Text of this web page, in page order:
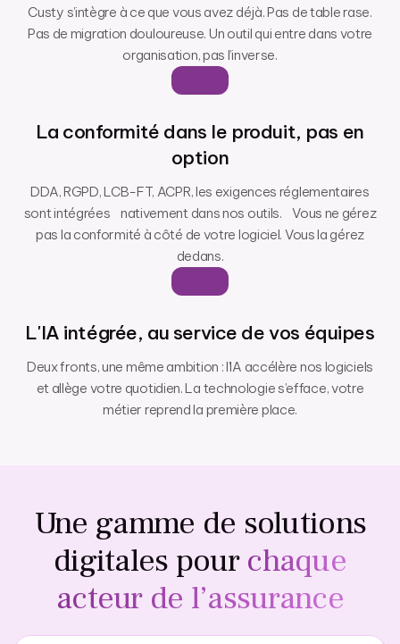
Custy s’intègre à ce que vous avez déjà. Pas de table rase.
Pas de migration douloureuse. Un outil qui entre dans votre
organisation, pas l’inverse.
La conformité dans le produit, pas en
option
DDA, RGPD, LCB-FT, ACPR, les exigences réglementaires
sont intégrées nativement dans nos outils. Vous ne gérez
pas la conformité à côté de votre logiciel. Vous la gérez
dedans.
L'IA intégrée, au service de vos équipes
Deux fronts, une même ambition : l’IA accélère nos logiciels
et allège votre quotidien. La technologie s’efface, votre
métier reprend la première place.
Une gamme de solutions
digitales pourchaque
acteur de l’assurance